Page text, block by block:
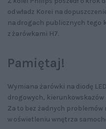
od władz Korei na
na drogach publicznych tego
z żarówkami H7.
Pamiętaj!
Wymiana żarówki na diodę
drogowych,
Za to bez żadnych
w oświetleniu wnętrza